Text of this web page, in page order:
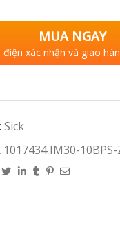
MUA NGAY
điện xác nhận và giao
Sick
1017434 IM30-